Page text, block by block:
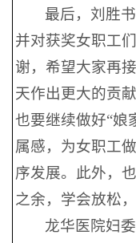
最后，刘胜
并对获奖女职工
谢，希望大家再
天作出更大的贡
也要继续做好“娘
属感，为女职工
序发展。此外，
之余，学会放松
龙华医院妇